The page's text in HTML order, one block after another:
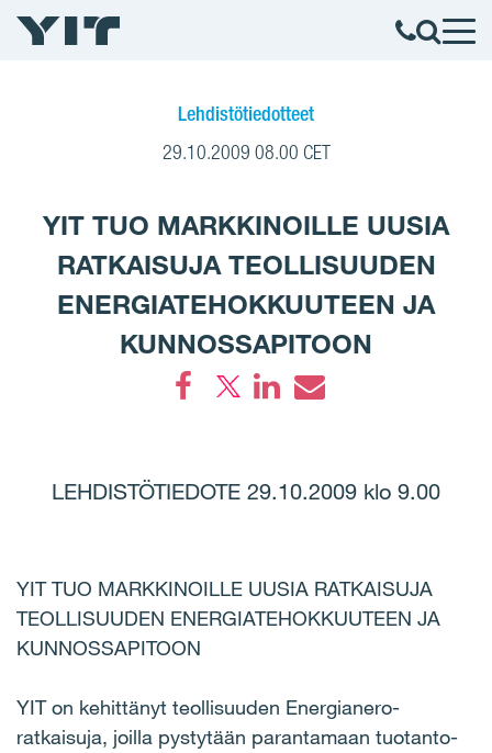
Lehdistötiedotteet
29.10.2009 08.00 CET
YIT TUO MARKKINOILLE UUSIA
RATKAISUJA TEOLLISUUDEN
ENERGIATEHOKKUUTEEN JA
KUNNOSSAPITOON
LEHDISTÖTIEDOTE 29.10.2009 klo 9.00
YIT TUO MARKKINOILLE UUSIA RATKAISUJA
TEOLLISUUDEN ENERGIATEHOKKUUTEEN JA
KUNNOSSAPITOON
YIT on kehittänyt teollisuuden Energianero-
ratkaisuja, joilla pystytään parantamaan tuotanto-